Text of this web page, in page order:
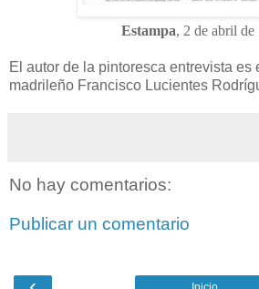
Estampa, 2 de abril de
El autor de la pintoresca entrevista es
madrileño Francisco Lucientes
No hay comentarios:
Publicar un comentario